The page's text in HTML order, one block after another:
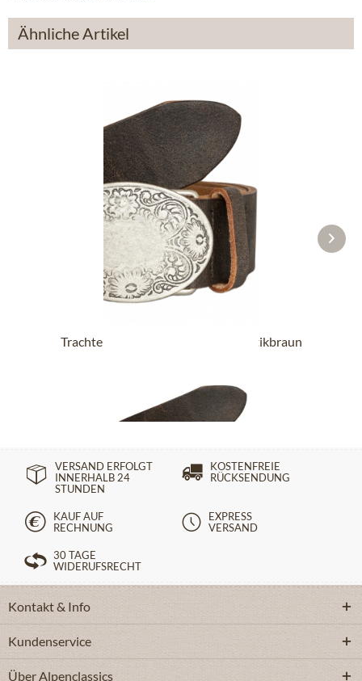
Ähnliche Artikel
Trachtengürtel RU-K9-Glatt-asi antikbraun
124,90 €
VERSAND ERFOLGT
INNERHALB 24
STUNDEN
KOSTENFREIE
RÜCKSENDUNG
KAUF AUF
RECHNUNG
EXPRESS
VERSAND
30 TAGE
WIDERUFSRECHT
Kontakt & Info
Kundenservice
Über Alpenclassics